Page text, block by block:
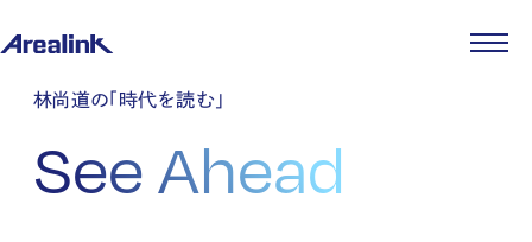
企業情報
企業理念
会社概要
ストレージ事業
パートナー制度
土地権利整備事業
IR情報
IRカレンダー
ニュース
林尚道の「時代を読む」
See Ahead